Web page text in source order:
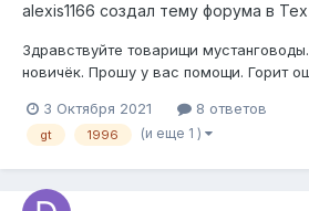
alexis1166 создал тему форума в
Здравствуйте товарищи
новичёк. Прошу у вас помощи. Горит
шланг забился между баком и
пожалуйста как найти этот клапан. А
3 Октября 2021 8 ответов
gt 1996 (и еще 1 )